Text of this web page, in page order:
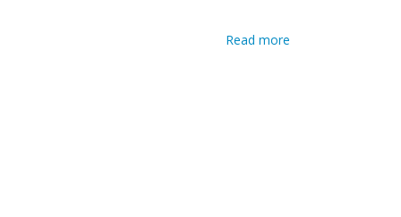
Read more